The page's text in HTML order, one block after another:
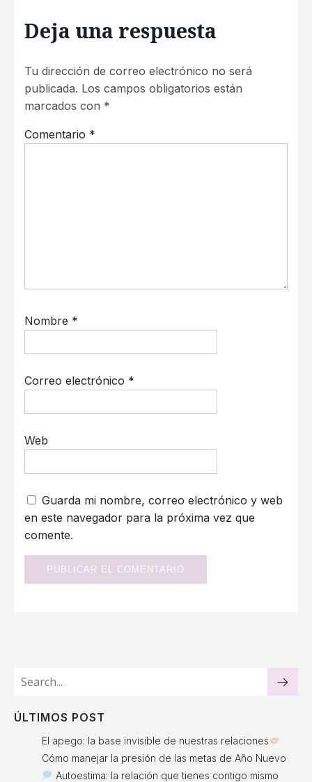
Deja una respuesta
Tu dirección de correo electrónico no será
publicada. Los campos obligatorios están
marcados con *
Comentario *
Nombre *
Correo electrónico *
Web
Guarda mi nombre, correo electrónico y web
en este navegador para la próxima vez que
comente.
ÚLTIMOS POST
El apego: la base invisible de nuestras relaciones
Cómo manejar la presión de las metas de Año Nuevo
Autoestima: la relación que tienes contigo mismo